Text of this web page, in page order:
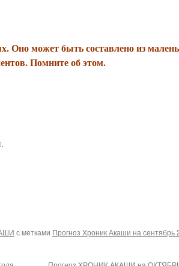
Оно может быть составлено из
Помните об этом.
с метками Прогноз Хроник Акаши на сентябрь